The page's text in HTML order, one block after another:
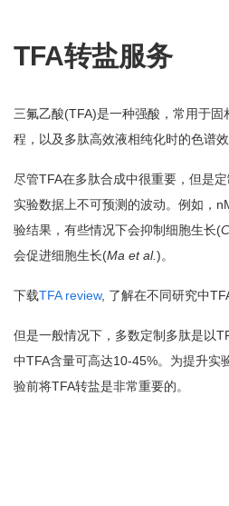
TFA转盐服务
三氟乙酸(TFA)是一种强酸，常用于
程，以及多肽高效液相纯化时的色谱效
尽管TFA在多肽合成中很重要，但是
实验数据上不可预测的波动。例如，
验结果，有些情况下会抑制细胞生长(
会促进细胞生长(Ma et al.)。
下载TFA review, 了解在不同研究中
但是一般情况下，多数定制多肽是以
中TFA含量可高达10-45%。为提升实
验前将TFA转盐是非常重要的。